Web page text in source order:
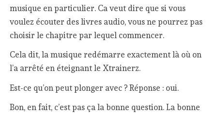
musique en particulier. Ca veut dire que si vous
voulez écouter des livres audio, vous ne pourrez pas
choisir le chapitre par lequel commencer.
Cela dit, la musique redémarre exactement là où on
l’a arrêté en éteignant le Xtrainerz.
Est-ce qu’on peut plonger avec ? Réponse : oui.
Bon, en fait, c’est pas ça la bonne question. La bonne